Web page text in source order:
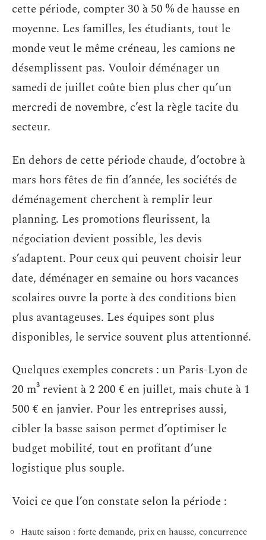
cette période, compter 30 à 50 % de hausse en
moyenne. Les familles, les étudiants, tout le
monde veut le même créneau, les camions ne
désemplissent pas. Vouloir déménager un
samedi de juillet coûte bien plus cher qu’un
mercredi de novembre, c’est la règle tacite du
secteur.
En dehors de cette période chaude, d’octobre à
mars hors fêtes de fin d’année, les sociétés de
déménagement cherchent à remplir leur
planning. Les promotions fleurissent, la
négociation devient possible, les devis
s’adaptent. Pour ceux qui peuvent choisir leur
date, déménager en semaine ou hors vacances
scolaires ouvre la porte à des conditions bien
plus avantageuses. Les équipes sont plus
disponibles, le service souvent plus attentionné.
Quelques exemples concrets : un Paris-Lyon de
20 m³ revient à 2 200 € en juillet, mais chute à 1
500 € en janvier. Pour les entreprises aussi,
cibler la basse saison permet d’optimiser le
budget mobilité, tout en profitant d’une
logistique plus souple.
Voici ce que l’on constate selon la période :
Haute saison : forte demande, prix en hausse, concurrence